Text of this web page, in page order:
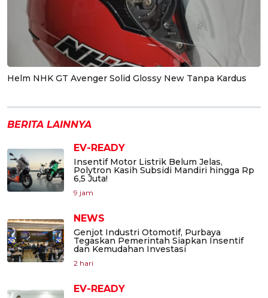
Helm NHK GT Avenger Solid Glossy New Tanpa Kardus
BERITA LAINNYA
EV-READY
Insentif Motor Listrik Belum Jelas,
Polytron Kasih Subsidi Mandiri hingga Rp
6,5 Juta!
9 jam
NEWS
Genjot Industri Otomotif, Purbaya
Tegaskan Pemerintah Siapkan Insentif
dan Kemudahan Investasi
2 hari
EV-READY